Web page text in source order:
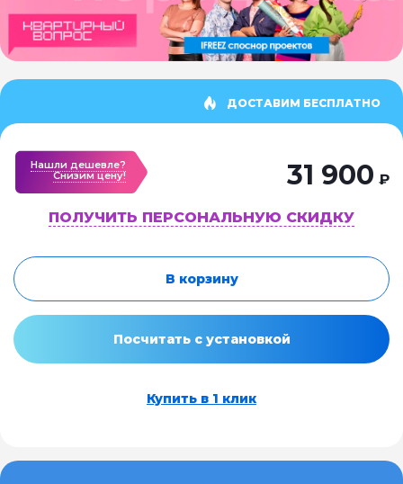
ДОСТАВИМ БЕСПЛАТНО
Нашли дешевле?
Cнизим цену!
31 900 ₽
ПОЛУЧИТЬ ПЕРСОНАЛЬНУЮ СКИДКУ
В корзину
Посчитать с установкой
Купить в 1 клик